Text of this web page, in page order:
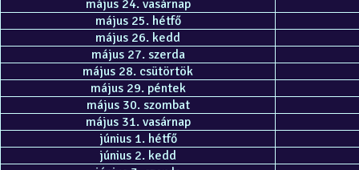
május 24. vasárnap
május 25. hétfő
május 26. kedd
május 27. szerda
május 28. csütörtök
május 29. péntek
május 30. szombat
május 31. vasárnap
június 1. hétfő
június 2. kedd